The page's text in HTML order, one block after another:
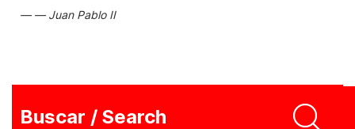
Juan Pablo II
Buscar / Search